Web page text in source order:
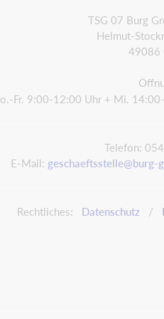
TSG 07 Burg
Helmut-
49086
Fr. 9:00-12:00 Uhr + Mi.
Telefon:
E-Mail: geschaeftsstelle@burg-
Rechtliches: Datenschutz /